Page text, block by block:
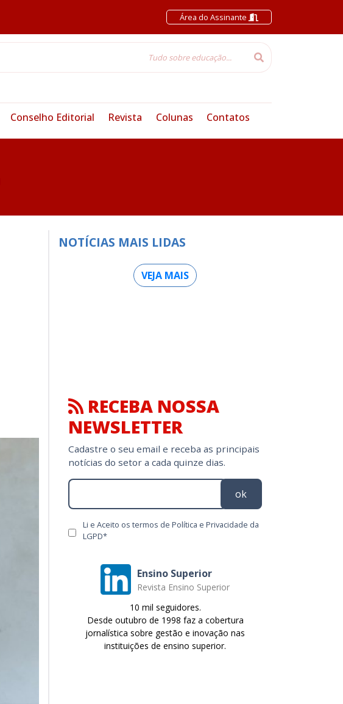
Área do Assinante
Conselho Editorial Revista Colunas Contatos
NOTÍCIAS MAIS LIDAS
VEJA MAIS
RECEBA NOSSA
NEWSLETTER
Cadastre o seu email e receba as principais
notícias do setor a cada quinze dias.
ok
Li e Aceito os termos de Política e Privacidade da
LGPD*
Ensino Superior
Revista Ensino Superior
10 mil seguidores.
Desde outubro de 1998 faz a cobertura
jornalística sobre gestão e inovação nas
instituições de ensino superior.